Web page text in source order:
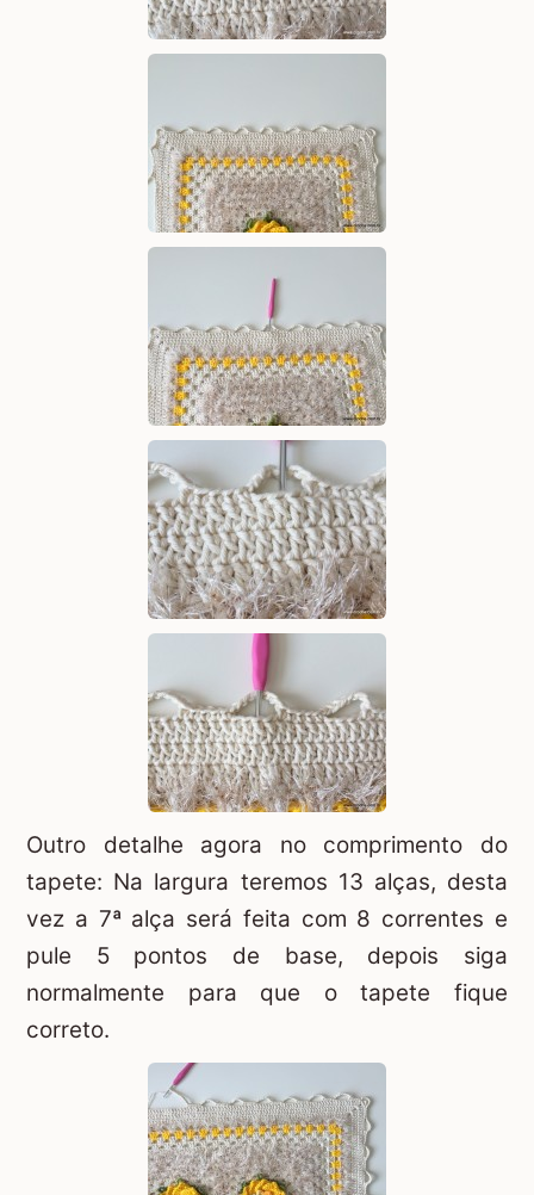
Outro detalhe agora no comprimento do
tapete: Na largura teremos 13 alças, desta
vez a 7ª alça será feita com 8 correntes e
pule 5 pontos de base, depois siga
normalmente para que o tapete fique
correto.